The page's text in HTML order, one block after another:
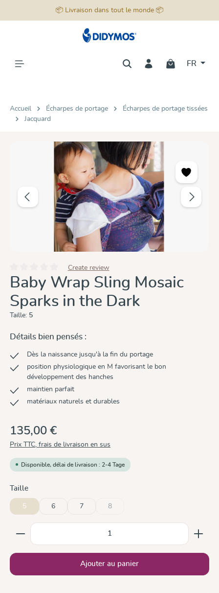
📦 Livraison dans tout le monde 📦
FR
Accueil Écharpes de portage
Écharpes de portage tissées
Jacquard
Ignorer la galerie d'images
Note moyenne de 0 sur 5 étoiles
Create review
Baby Wrap Sling Mosaic
Sparks in the Dark
Taille: 5
Détails bien pensés :
Dès la naissance jusqu'à la fin du portage
position physiologique en M favorisant le bon
développement des hanches
maintien parfait
matériaux naturels et durables
135,00 €
Prix TTC, frais de livraison en sus
Disponible, délai de livraison : 2-4 Tage
Sélectionnez
Taille
5 6 7 8
Quantité de produit : Entrez la quantité souhaitée
Ajouter au panier